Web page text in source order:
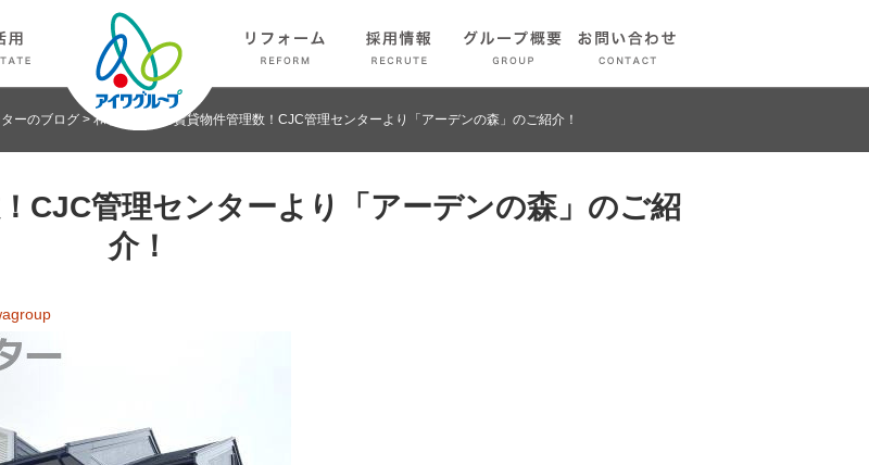
ーのブログ >和歌山No.1の賃貸物件管理数！CJC管理センターより「アーデンの森」のご紹介！
CJC管理センターより「アーデンの森」のご紹
介！